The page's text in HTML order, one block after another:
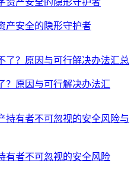
产安全的隐形守护者
？原因与可行解决办法汇
有者不可忽视的安全风险